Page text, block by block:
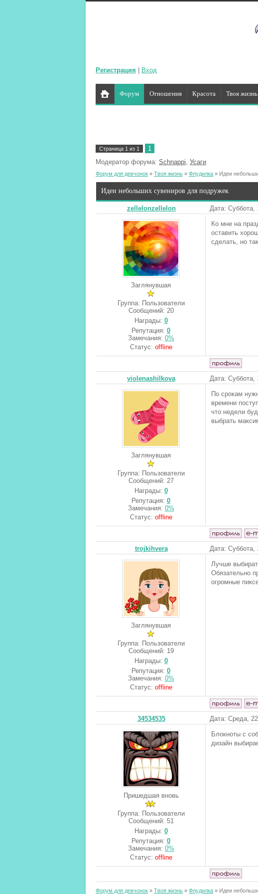
Регистрация Вход
Форум Отношения Красота Твоя жизнь
Страница 1 из 1
1
Модератор форума: Schnappi, Усаги
Форум для девчонок » Твоя жизнь » Флудилка » Идеи
Идеи небольших сувениров для подружек
zellelonzellelon Дата: Суббота,
Заглянувшая
Группа: Пользователи
Сообщений: 20
Награды: 0
Репутация: 0
Замечания: 0%
Статус: offline
Ко мне на
оставить
сделать, но
violenashilkova Дата: Суббота,
Заглянувшая
Группа: Пользователи
Сообщений: 27
Награды: 0
Репутация: 0
Замечания: 0%
Статус: offline
По срокам
времени
что недели
выбрать
trojkihvera Дата: Суббота,
Заглянувшая
Группа: Пользователи
Сообщений: 19
Награды: 0
Репутация: 0
Замечания: 0%
Статус: offline
Лучше
Обязательно
огромные
34534535 Дата: Среда,
Пришедшая вновь
Группа: Пользователи
Сообщений: 51
Награды: 0
Репутация: 0
Замечания: 0%
Статус: offline
Блокноты с
дизайн
Форум для девчонок » Твоя жизнь » Флудилка » Идеи